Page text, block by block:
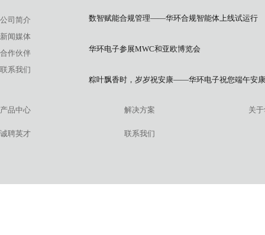
公司简介
新闻媒体
合作伙伴
联系我们
数智赋能合规管理——华环合规智能体上线试运行
华环电子参展MWC和亚欧博览会
粽叶飘香时，岁岁祝安康——华环电子祝您端午安康
产品中心 解决方案 关
诚聘英才 联系我们